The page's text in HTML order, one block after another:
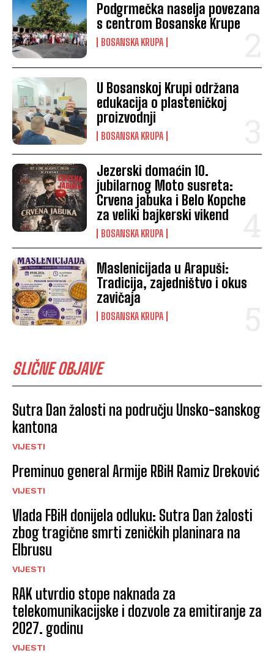
Podgrmečka naselja povezana
s centrom Bosanske Krupe
BOSANSKA KRUPA
U Bosanskoj Krupi održana
edukacija o plasteničkoj
proizvodnji
BOSANSKA KRUPA
Jezerski domaćin 10.
jubilarnog Moto susreta:
Crvena jabuka i Belo Kopche
za veliki bajkerski vikend
BOSANSKA KRUPA
Maslenicijada u Arapuši:
Tradicija, zajedništvo i okus
zavičaja
BOSANSKA KRUPA
SLIČNE OBJAVE
Sutra Dan žalosti na području Unsko-sanskog
kantona
VIJESTI
Preminuo general Armije RBiH Ramiz Dreković
VIJESTI
Vlada FBiH donijela odluku: Sutra Dan žalosti
zbog tragične smrti zeničkih planinara na
Elbrusu
VIJESTI
RAK utvrdio stope naknada za
telekomunikacijske i dozvole za emitiranje za
2027. godinu
VIJESTI